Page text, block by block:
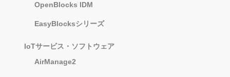
OpenBlocks IDM
EasyBlocksシリーズ
IoTサービス・ソフトウェア
AirManage2